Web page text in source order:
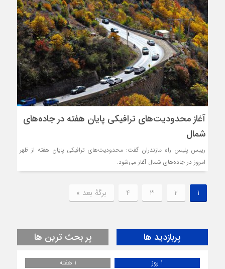
آغاز محدودیت‌های ترافیکی پایان هفته در جاده‌های
شمال
رییس پلیس راه مازندران گفت: محدودیت‌های ترافیکی پایان هفته از ظهر
امروز در جاده‌های شمال آغاز می‌شود.
1
2
3
4 برگهٔ بعد »
پربازدید ها پر بحث ترین ها
1 روز
1 هفته